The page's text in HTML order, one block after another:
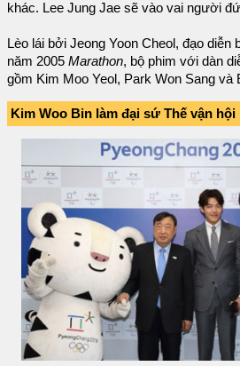
khác. Lee Jung Jae sẽ vào vai người
Lèo lái bởi Jeong Yoon Cheol, đạo diễn
năm 2005 Marathon, bộ phim với dàn
gồm Kim Moo Yeol, Park Won Sang và
Kim Woo Bin làm đại sứ Thế vận hội